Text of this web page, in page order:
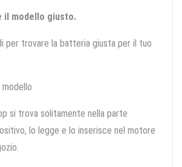
il modello giusto.
per trovare la batteria giusta per il tuo
si trova solitamente nella parte
lo legge e lo inserisce nel motore